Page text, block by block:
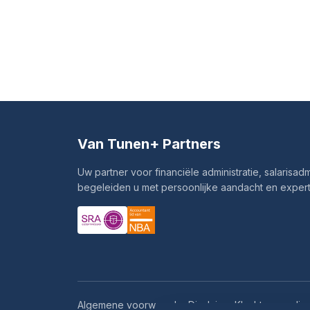
Van Tunen+ Partners
Uw partner voor financiële administratie,
begeleiden u met persoonlijke aandacht en
Algemene voorwaarden Disclaimer Klachtenregeling